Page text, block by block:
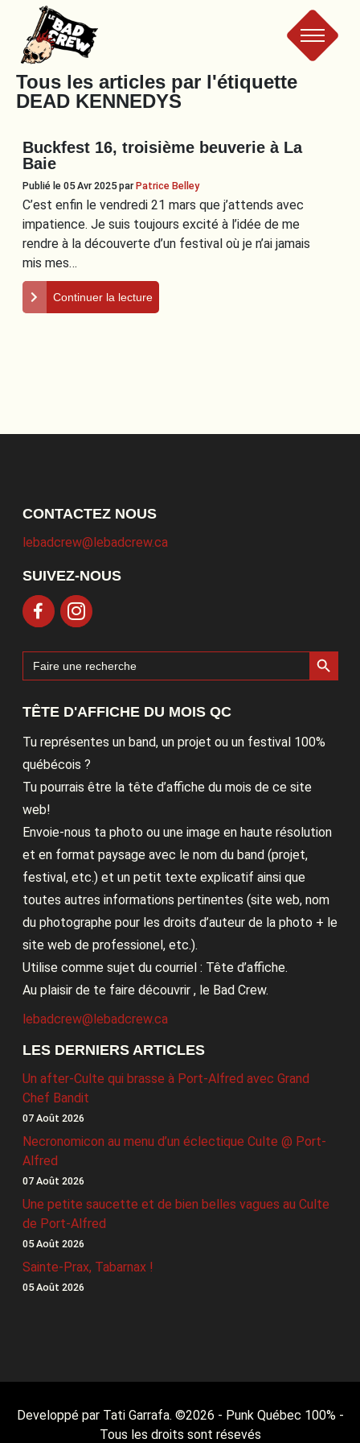
Le
Bad
Crew
Tous les articles par l'étiquette
DEAD KENNEDYS
Buckfest 16, troisième beuverie à La
Baie
Publié le 05 Avr 2025parPatrice Belley
C’est enfin le vendredi 21 mars que j’attends avec
impatience. Je suis toujours excité à l’idée de me
rendre à la découverte d’un festival où je n’ai jamais
mis mes…
Continuer la lecture
CONTACTEZ NOUS
lebadcrew@lebadcrew.ca
SUIVEZ-NOUS
Search
for:
Search Button
TÊTE D'AFFICHE DU MOIS QC
Tu représentes un band, un projet ou un festival 100%
québécois ?
Tu pourrais être la tête d’affiche du mois de ce site
web!
Envoie-nous ta photo ou une image en haute résolution
et en format paysage avec le nom du band (projet,
festival, etc.) et un petit texte explicatif ainsi que
toutes autres informations pertinentes (site web, nom
du photographe pour les droits d’auteur de la photo + le
site web de professionel, etc.).
Utilise comme sujet du courriel : Tête d’affiche.
Au plaisir de te faire découvrir , le Bad Crew.
lebadcrew@lebadcrew.ca
LES DERNIERS ARTICLES
Un after-Culte qui brasse à Port-Alfred avec Grand
Chef Bandit
07 Août 2026
Necronomicon au menu d’un éclectique Culte @ Port-
Alfred
07 Août 2026
Une petite saucette et de bien belles vagues au Culte
de Port-Alfred
05 Août 2026
Sainte-Prax, Tabarnax !
05 Août 2026
Developpé par Tati Garrafa. ©2026 - Punk Québec 100% -
Tous les droits sont résevés